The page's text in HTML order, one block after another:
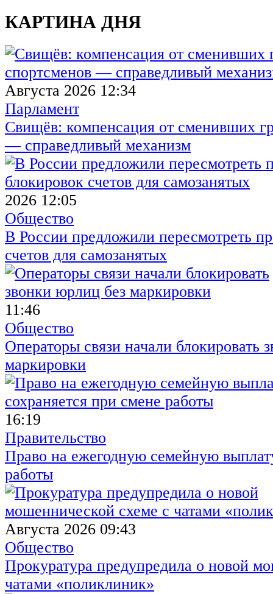
КАРТИНА ДНЯ
Августа 2026 12:34
Парламент
Свищёв: компенсация от сменивших
— справедливый механизм
2026 12:05
Общество
В России предложили пересмотреть
счетов для самозанятых
11:46
Общество
Операторы связи начали блокировать
маркировки
16:19
Правительство
Право на ежегодную семейную
работы
Августа 2026 09:43
Общество
Прокуратура предупредила о новой
чатами «поликлиник»